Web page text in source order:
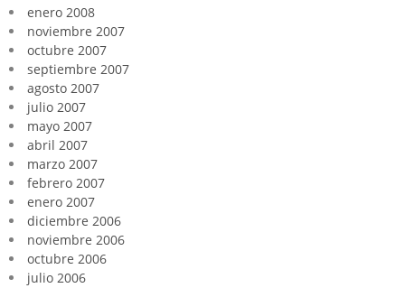
enero 2008
noviembre 2007
octubre 2007
septiembre 2007
agosto 2007
julio 2007
mayo 2007
abril 2007
marzo 2007
febrero 2007
enero 2007
diciembre 2006
noviembre 2006
octubre 2006
julio 2006